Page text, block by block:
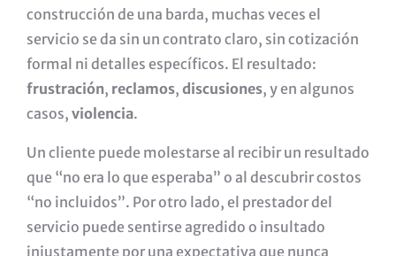
construcción de una barda, muchas veces el
servicio se da sin un contrato claro, sin cotización
formal ni detalles específicos. El resultado:
frustración, reclamos, discusiones, y en algunos
casos, violencia.
Un cliente puede molestarse al recibir un resultado
que “no era lo que esperaba” o al descubrir costos
“no incluidos”. Por otro lado, el prestador del
servicio puede sentirse agredido o insultado
injustamente por una expectativa que nunca